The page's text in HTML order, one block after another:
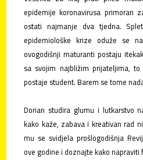
prijavi
svoje
filmove!
epidemije koronavirusa
ostati najmanje dva tjedna.
epidemiološke krize oduže se
ovogodišnji maturanti postaju
sa svojim najbližim prijateljima,
postaje student. Barem se tome
Dorian studira glumu i lutkarstvo
kako kaže, zabava i kreativan rad
mu se svidjela prošlogodišnja
ove godine i doznajte kako napraviti